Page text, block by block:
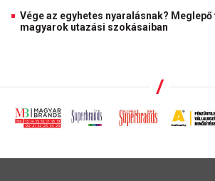
Vége az egyhetes nyaralásnak?
magyarok utazási szokásaiban